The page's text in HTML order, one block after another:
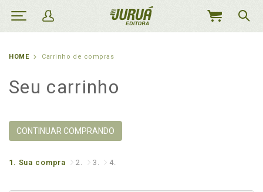
MEU
HOME Carrinho de compras
Seu carrinho
CONTINUAR COMPRANDO
1. Sua compra 2. 3. 4.